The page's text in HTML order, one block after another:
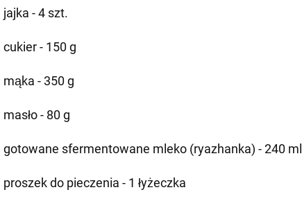
jajka - 4 szt.
cukier - 150 g
mąka - 350 g
masło - 80 g
gotowane sfermentowane mleko (ryazhanka) - 240 ml
proszek do pieczenia - 1 łyżeczka